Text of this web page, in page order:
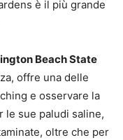
è il più grande
Beach State
offre una delle
e osservare la
le sue paludi saline,
oltre che per